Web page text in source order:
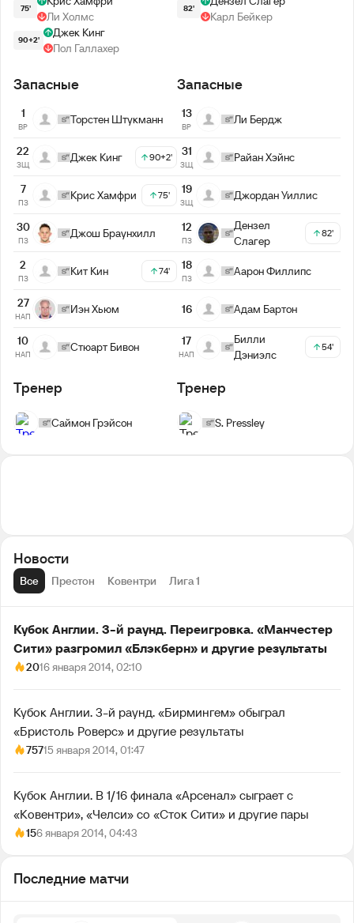
75'
Ли Холмс
90+2'
Джек Кинг
Пол Галлахер
82'
Карл Бейкер
Запасные
1
ВР
Торстен Штукманн
22
ЗЩ
Джек Кинг 90+2'
7
ПЗ
Крис Хамфри 75'
30
ПЗ
Джош Браунхилл
2
ПЗ
Кит Кин 74'
27
НАП
Иэн Хьюм
10
НАП
Стюарт Бивон
Запасные
13
ВР
Ли Бердж
31
ЗЩ
Райан Хэйнс
19
ЗЩ
Джордан Уиллис
12
ПЗ
Дензел
Слагер
82'
18
ПЗ
Аарон Филлипс
16 Адам Бартон
17
НАП
Билли
Дэниэлс
54'
Тренер
Саймон Грэйсон
Тренер
S. Pressley
Новости
Все Престон Ковентри Лига 1
Кубок Англии. 3-й раунд. Переигровка. «Манчестер
Сити» разгромил «Блэкберн» и другие результаты
2016 января 2014, 02:10
Кубок Англии. 3-й раунд. «Бирмингем» обыграл
«Бристоль Роверс» и другие результаты
75715 января 2014, 01:47
Кубок Англии. В 1/16 финала «Арсенал» сыграет с
«Ковентри», «Челси» со «Сток Сити» и другие пары
156 января 2014, 04:43
Последние матчи